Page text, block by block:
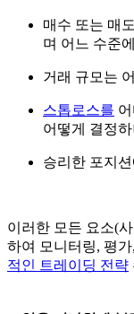
매수 또는 매
며 어느 수준
거래 규모는
스톱로스를
어떻게 결정
승리한 포지
이러한 모든 요소(
하여 모니터링, 평
적인 트레이딩 전략